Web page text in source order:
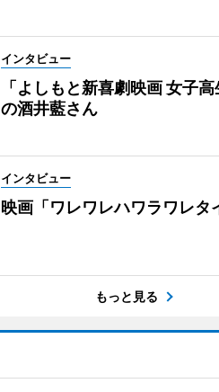
インタビュー
「よしもと新喜劇映画 女子
の酒井藍さん
インタビュー
映画「ワレワレハワラワレタ
もっと見る